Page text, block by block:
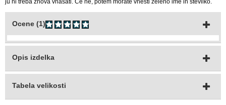
ju ni treba znova vnašati. Če ne, potem morate vnesti želeno ime in številko.
Ocene (1)
Opis izdelka
Tabela velikosti